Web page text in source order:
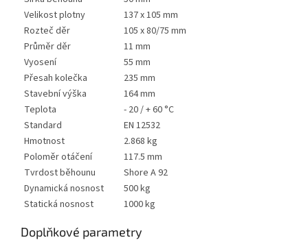
Velikost plotny
137 x 105 mm
Rozteč děr
105 x 80/75 mm
Průměr děr
11 mm
Vyosení
55 mm
Přesah kolečka
235 mm
Stavební výška
164 mm
Teplota
- 20 / + 60 °C
Standard
EN 12532
Hmotnost
2.868 kg
Poloměr otáčení
117.5 mm
Tvrdost běhounu
Shore A 92
Dynamická nosnost
500 kg
Statická nosnost
1000 kg
Doplňkové parametry